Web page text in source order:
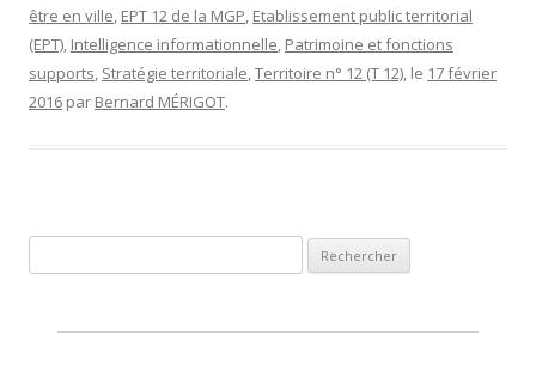
être en ville, EPT 12 de la MGP, Etablissement public territorial
(EPT), Intelligence informationnelle, Patrimoine et fonctions
supports, Stratégie territoriale,Territoire n° 12 (T 12), le 17 février
2016 par Bernard MÉRIGOT.